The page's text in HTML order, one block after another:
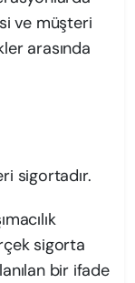
ve müşteri
arasında
sigortadır.
sigorta
bir ifade